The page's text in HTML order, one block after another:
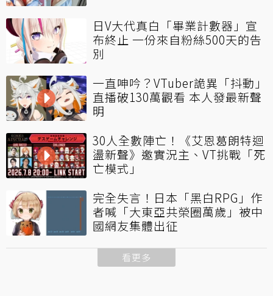
日V大代真白「畢業計數器」宣
布終止 一份來自粉絲500天的告
別
一直呻吟？VTuber詭異「抖動」
直播破130萬觀看 本人發最新聲
明
30人全數陣亡！《艾恩葛朗特迴
盪新聲》邀實況主、VT挑戰「死
亡模式」
完全失言！日本「黑白RPG」作
者喊「大東亞共榮圈萬歲」被中
國網友集體出征
看更多